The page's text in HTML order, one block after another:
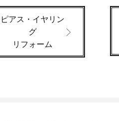
ピアス・イヤリン
グ
リフォーム